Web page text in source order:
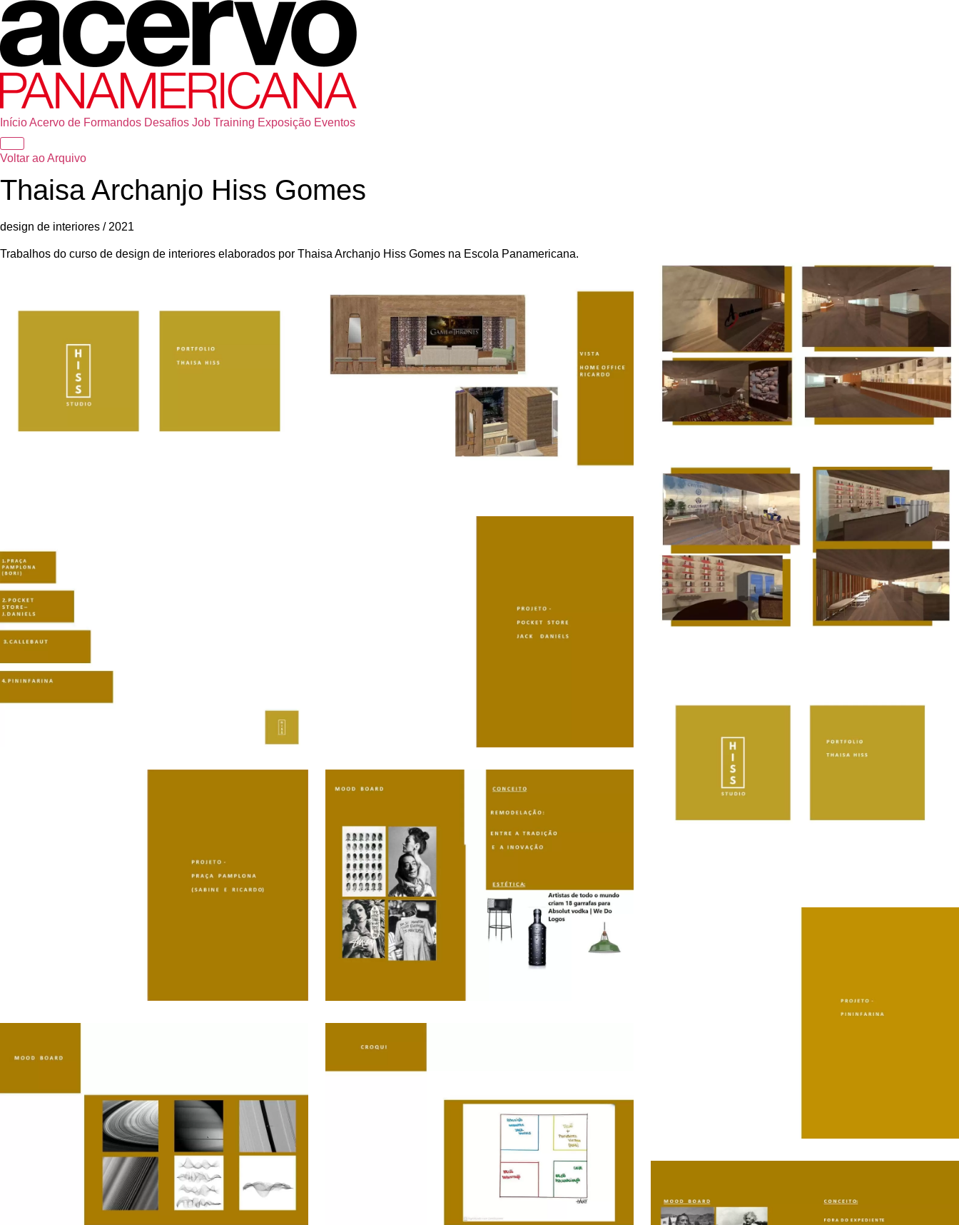
InícioAcervo de Formandos Desafios Job Training Exposição Eventos
Voltar ao Arquivo
Thaisa Archanjo Hiss Gomes
design de interiores / 2021
Trabalhos do curso de design de interiores elaborados por Thaisa Archanjo Hiss Gomes na Escola Panamericana.